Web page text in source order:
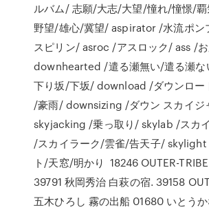
ルバム/ 志願/大志/大望/憧れ/憧憬/
野望/雄心/冀望/ aspirator /水流ポ
スピリン/ asroc /アスロック/ ass /
downhearted /遣る瀬無い/遣る瀬
下り坂/下坂/ download /ダウンロ
/豪雨/ downsizing /ダウン スカイジ
skyjacking /乗っ取り/ skylab /スカ
/スカイラーク/雲雀/告天子/ skylight
ト/天窓/明かり 18246 OUTER-
39791 秋岡秀治 白萩の宿. 39158
五木ひろし 霧の出船 01680 いとう